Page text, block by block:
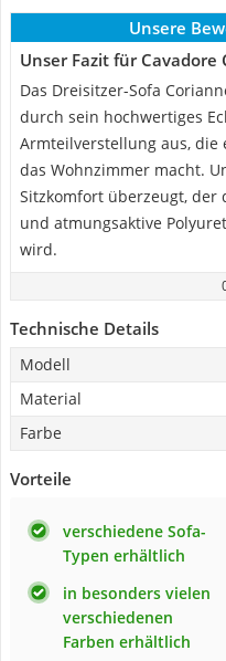
Unsere
Unser Fazit für Cavadore
Das Dreisitzer-Sofa
durch sein hochwertiges
Armteilverstellung aus,
das Wohnzimmer macht.
Sitzkomfort überzeugt,
und atmungsaktive
wird.
Technische Details
Modell
Material
Farbe
Vorteile
verschiedene Sofa-
Typen erhältlich
in besonders vielen
verschiedenen
Farben erhältlich